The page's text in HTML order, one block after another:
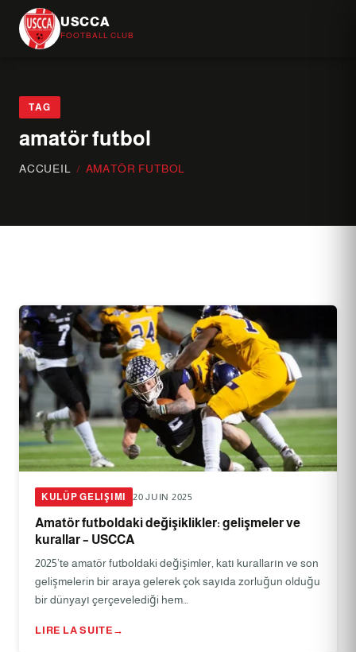
USCCA
FOOTBALL CLUB
TAG
amatör futbol
ACCUEIL / AMATÖR FUTBOL
KULÜP GELIŞIMI 20 JUIN 2025
Amatör futboldaki değişiklikler: gelişmeler ve
kurallar – USCCA
2025’te amatör futboldaki değişimler, katı kuralların ve son
gelişmelerin bir araya gelerek çok sayıda zorluğun olduğu
bir dünyayı çerçevelediği hem…
LIRE LA SUITE